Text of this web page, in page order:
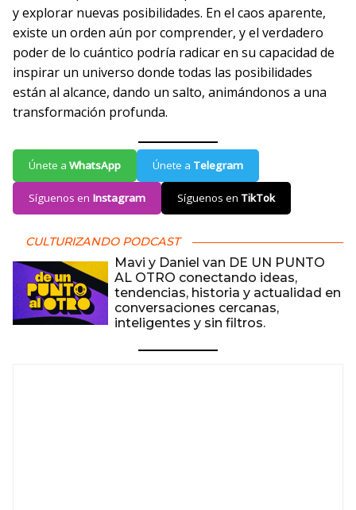
y explorar nuevas posibilidades. En el caos aparente,
existe un orden aún por comprender, y el verdadero
poder de lo cuántico podría radicar en su capacidad de
inspirar un universo donde todas las posibilidades
están al alcance, dando un salto, animándonos a una
transformación profunda.
Únete a WhatsApp Únete a Telegram
Síguenos en Instagram Síguenos en TikTok
CULTURIZANDO PODCAST
Mavi y Daniel van DE UN PUNTO
AL OTRO conectando ideas,
tendencias, historia y actualidad en
conversaciones cercanas,
inteligentes y sin filtros.